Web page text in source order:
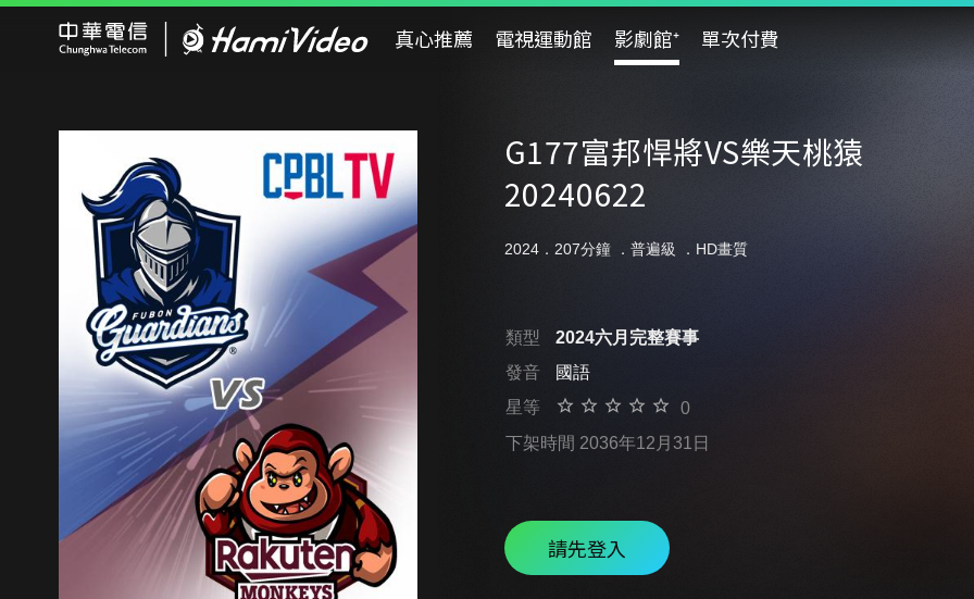
真心推薦 電視運動館 影劇館⁺ 單次付費
G177富邦悍將VS樂天桃猿
20240622
2024．207分鐘 ． 普遍級 ．HD畫質
類型
2024六月完整賽事
發音
國語
星等
0
下架時間 2036年12月31日
請先登入